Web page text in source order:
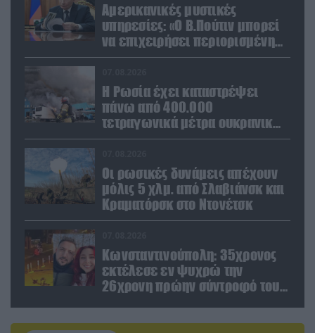
Αμερικανικές μυστικές
υπηρεσίες: «Ο Β.Πούτιν μπορεί
να επιχειρήσει περιορισμένη
στρατιωτική επιχείρηση στην
Η Ρωσία έχει καταστρέψει
πάνω από 400.000
τετραγωνικά μέτρα ουκρανικών
εγκαταστάσεων τον Ιούλιο
Οι ρωσικές δυνάμεις απέχουν
μόλις 5 χλμ. από Σλαβιάνσκ και
Κραματόρσκ στο Ντονέτσκ
Κωνσταντινούπολη: 35χρονος
εκτέλεσε εν ψυχρώ την
26χρονη πρώην σύντροφό του